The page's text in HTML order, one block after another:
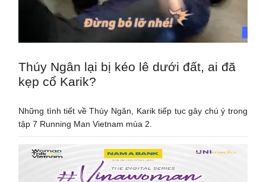
Thúy Ngân lại bị kéo lê dưới đất, ai đã
kẹp cổ Karik?
Những tình tiết về Thúy Ngân, Karik tiếp tục gây chú ý trong
tập 7 Running Man Vietnam mùa 2.